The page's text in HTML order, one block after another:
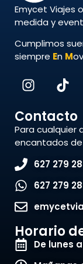
Emycet Viajes
medida y
Cumplimos
siempre En M
Contacto
Para cualquier
encantados
627 279
627 279
Horario
De lunes